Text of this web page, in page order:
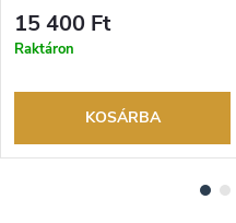
visszaküldési lehetőség. Hivatalos
márkakereskedő.
15 400 Ft
Raktáron
KOSÁRBA